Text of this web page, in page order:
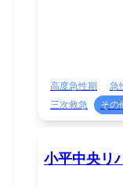
高度急性期 急
三次救急
その
小平中央リ